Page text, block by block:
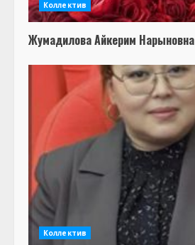
Коллектив
Жумадилова Айкерим Нарыновна
Коллектив